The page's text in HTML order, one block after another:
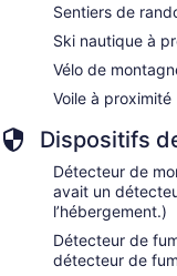
Sentiers de
Ski nautique à
Vélo de
Voile à proximité
Dispositifs
Détecteur de
avait un
l’hébergement.)
Détecteur de
détecteur de